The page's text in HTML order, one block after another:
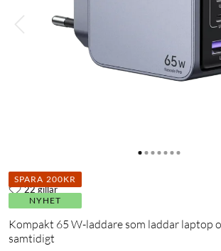
SPARA 200KR
NYHET
22 gillar
Kompakt 65 W-laddare som laddar laptop
samtidigt